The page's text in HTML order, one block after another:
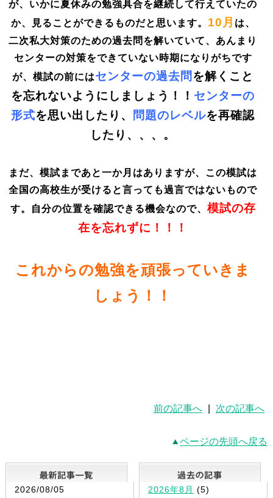
が、いかに夏休みの勉強具合を継続して行えていたの
か、見ることができるものだと思います。 10月 は、
二次私大対策のための過去問を解いていて、あんまり
センターの対策をできていない時期になりがちです
が、模試の前にはセンターの過去問 を解くこと
を忘れないようにしましょう！！ センターの
形式を思い出したり、 問題のレベルを再確認
したり、、、。
まだ、模試まであと一か月はありますが、この模試は
全国の高校生が受けると言っても過言ではないもので
す。自分の位置を確認できる機会なので、 模試の存
在を忘れずに！！！
これからの勉強を頑張っていきま
しょう！！
前の記事へ 次の記事へ
ページの先頭へ戻る
最新記事一覧
2026/08/05
2026年8月 (5)